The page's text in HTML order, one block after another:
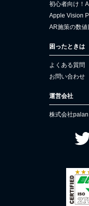
初心者向け！
Apple Vision
AR施策の数
困ったときは
よくある質問
お問い合わせ
運営会社
株式会社palan